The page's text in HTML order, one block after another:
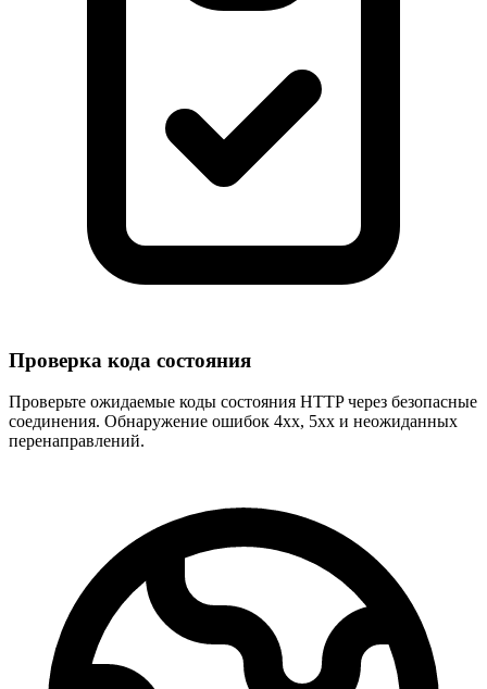
Проверка кода состояния
Проверьте ожидаемые коды состояния HTTP через безопасные
соединения. Обнаружение ошибок 4xx, 5xx и неожиданных
перенаправлений.